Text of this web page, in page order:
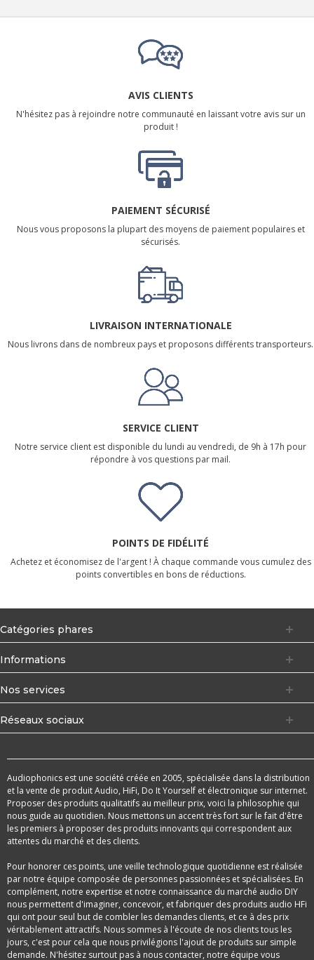
AVIS CLIENTS
N'hésitez pas à rejoindre notre communauté en laissant votre avis sur un
produit !
PAIEMENT SÉCURISÉ
Nous vous proposons la plupart des moyens de paiement populaires et
sécurisés.
LIVRAISON INTERNATIONALE
Nous livrons dans de nombreux pays et proposons différents transporteurs.
SERVICE CLIENT
Notre service client est disponible du lundi au vendredi, de 9h à 17h pour
répondre à vos questions par mail.
POINTS DE FIDÉLITÉ
Achetez et économisez de l'argent ! À chaque commande vous cumulez des
points convertibles en bons de réductions.
Catégories phares
Informations
Nos services
Réseaux sociaux
Audiophonics est une société créée en 2005, spécialisée dans la distribution
et la vente de produit Audio, HiFi, Do It Yourself et électronique sur internet.
Proposer des produits qualitatifs au meilleur prix, voici la philosophie qui
nous guide au quotidien. Nous mettons un accent très fort sur le fait d'être
les premiers à proposer des produits innovants qui correspondent aux
attentes du marché et des clients.
Pour honorer ces points, une veille technologique quotidienne est réalisée
par notre équipe composée de personnes passionnées et spécialisées. En
complément, notre expertise et notre connaissance du marché audio DIY
nous permettent d'imaginer, concevoir, et fabriquer des produits audio HFi
qui ont pour seul but de combler les demandes clients, et ce à des prix
véritablement attractifs. Nous sommes à l'écoute de nos clients tous les
jours, c'est pour cela que nous privilégions l'ajout de produits sur simple
demande. N'hésitez surtout pas à nous contacter, notre équipe vous